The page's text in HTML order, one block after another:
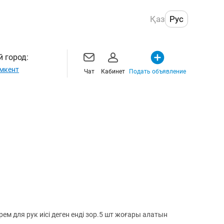
Қаз Рус
город:
Чат Кабинет Подать объявление
для рук иісі деген енді зор.5 шт жоғары алатын